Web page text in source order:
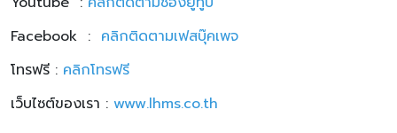
Facebook : คลิกติดตามเฟสบุ๊คเพจ
โทรฟรี : คลิกโทรฟรี
เว็บไซต์ของเรา : www.lhms.co.th